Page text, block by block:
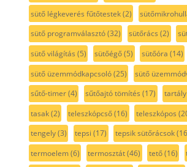
sütő légkeverés fűtőtestek(2)
sütő programválasztó(32) sütőrács (2)
sütő világítás (5) sütőégő(5) sütőóra (14)
sütő üzemmódkapcsoló(25) sütő
sűtő-timer(4) sűtőajtó tömítés (17) tartály
tasak(2) teleszkópcső(16) teleszkópos
tengely(3) tepsi (17) tepsik sütőrácsok
termoelem(6) termosztát(46) tető(16)